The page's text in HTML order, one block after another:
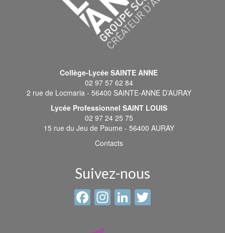
Collège-Lycée SAINTE ANNE
02 97 57 62 84
2 rue de Locmaria - 56400 SAINTE-ANNE D’AURAY
Lycée Professionnel SAINT LOUIS
02 97 24 25 75
15 rue du Jeu de Paume - 56400 AURAY
Contacts
Suivez-nous
Facebook
Instagram
LinkedIn